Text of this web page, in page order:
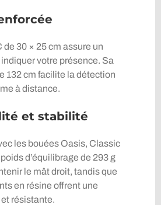
de 30 × 25 cm assure un
votre présence. Sa
132 cm facilite la détection
à distance.
et stabilité
les bouées Oasis, Classic
d’équilibrage de 293 g
le mât droit, tandis que
en résine offrent une
résistante.